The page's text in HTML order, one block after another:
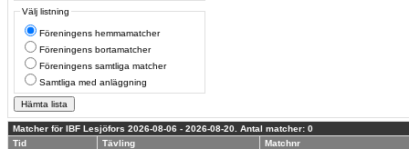
Välj listning
Föreningens hemmamatcher
Föreningens bortamatcher
Föreningens samtliga matcher
Samtliga med anläggning
Matcher för IBF Lesjöfors 2026-08-06 - 2026-08-20. Antal matcher: 0
Tid
Tävling
Matchnr